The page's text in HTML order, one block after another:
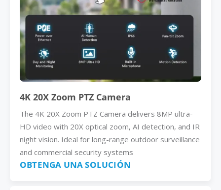
4K 20X Zoom PTZ Camera
The 4K 20X Zoom PTZ Camera delivers 8MP ultra-
HD video with 20X optical zoom, AI detection, and IR
night vision. Ideal for long-range outdoor surveillance
and commercial security systems
OBTENGA UNA SOLUCIÓN